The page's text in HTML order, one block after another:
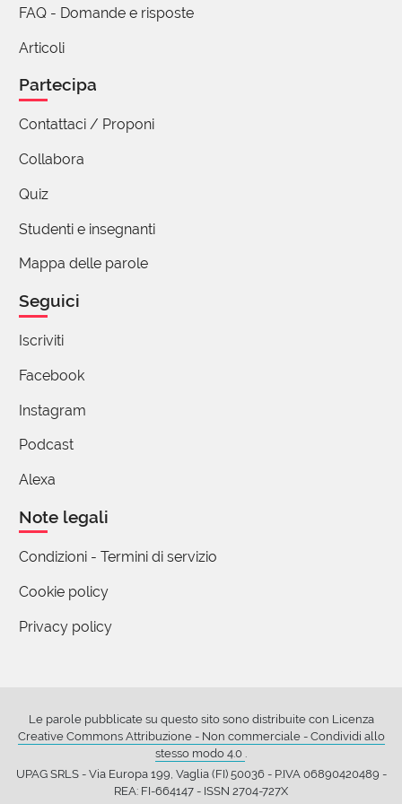
Lo diceva anche Jim Morrison. Ciò che vale sta
stasemplicemente nel mezzo. Quanta distanza tra
l'equilibrio della virtù che sta nel mezzo...
FAQ - Domande e risposte
Articoli
Partecipa
Contattaci / Proponi
Collabora
Quiz
Studenti e insegnanti
Mappa delle parole
Seguici
Iscriviti
Facebook
Instagram
Podcast
Alexa
Note legali
Condizioni - Termini di servizio
Cookie policy
Privacy policy
Le parole pubblicate su questo sito sono distribuite con Licenza
Creative Commons Attribuzione - Non commerciale - Condividi allo
stesso modo 4.0
UPAG SRLS - Via Europa 199, Vaglia (FI) 50036 - P.IVA 06890420489 -
REA: FI-664147 - ISSN 2704-727X